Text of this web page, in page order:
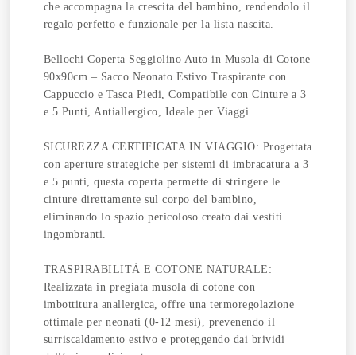
che accompagna la crescita del bambino, rendendolo il
regalo perfetto e funzionale per la lista nascita.
Bellochi Coperta Seggiolino Auto in Musola di Cotone
90x90cm – Sacco Neonato Estivo Traspirante con
Cappuccio e Tasca Piedi, Compatibile con Cinture a 3
e 5 Punti, Antiallergico, Ideale per Viaggi
SICUREZZA CERTIFICATA IN VIAGGIO: Progettata
con aperture strategiche per sistemi di imbracatura a 3
e 5 punti, questa coperta permette di stringere le
cinture direttamente sul corpo del bambino,
eliminando lo spazio pericoloso creato dai vestiti
ingombranti.
TRASPIRABILITÀ E COTONE NATURALE:
Realizzata in pregiata musola di cotone con
imbottitura anallergica, offre una termoregolazione
ottimale per neonati (0-12 mesi), prevenendo il
surriscaldamento estivo e proteggendo dai brividi